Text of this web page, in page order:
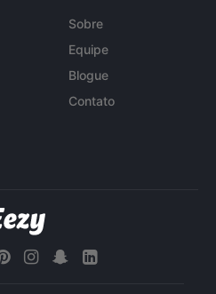
Sobre
Equipe
Blogue
Contato